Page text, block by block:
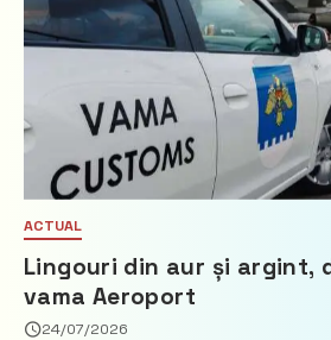
ACTUAL
Lingouri din aur și argint,
vama Aeroport
24/07/2026